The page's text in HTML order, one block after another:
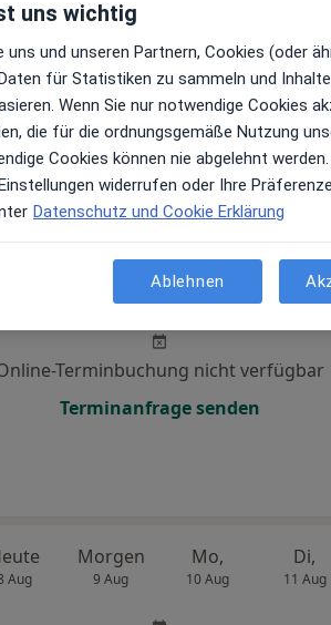
Aug 9 Aug
Terminbuchung nicht verfügbar
Terminanfrage senden
10 Aug
Di,
11 Aug
Terminbuchung nicht verfügbar
Terminanfrage senden
Aug
Morgen
9 Aug
Mo,
10 Aug
Di,
11 Aug
uns wichtig
und unseren Partnern, Cookies (oder
für Statistiken zu sammeln und
Wenn Sie nur notwendige Cookies
die für die ordnungsgemäße Nutzung
Cookies können nie abgelehnt werden.
widerrufen oder Ihre
Datenschutz und Cookie Erklärung
Ablehnen